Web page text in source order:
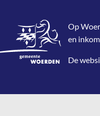
Op
en
De